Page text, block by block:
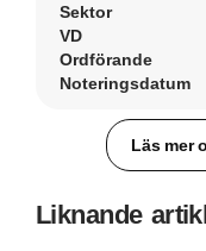
Sektor
VD
Ordförande
Noteringsdatum
Läs mer
Liknande